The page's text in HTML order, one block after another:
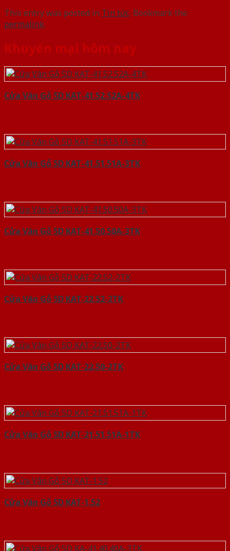
This entry was posted in Tin tức. Bookmark the
permalink.
Khuyến mại hôm nay
Cửa Vân Gỗ 5D KAT-41.52.52A-4TK
Cửa Vân Gỗ 5D KAT-41.51.51A-3TK
Cửa Vân Gỗ 5D KAT-41.50.50A-3TK
Cửa Vân Gỗ 5D KAT-22.52-2TK
Cửa Vân Gỗ 5D KAT-22.50-2TK
Cửa Vân Gỗ 5D KAT-21.51.51A-1TK
Cửa Vân Gỗ 5D KAT-1.52